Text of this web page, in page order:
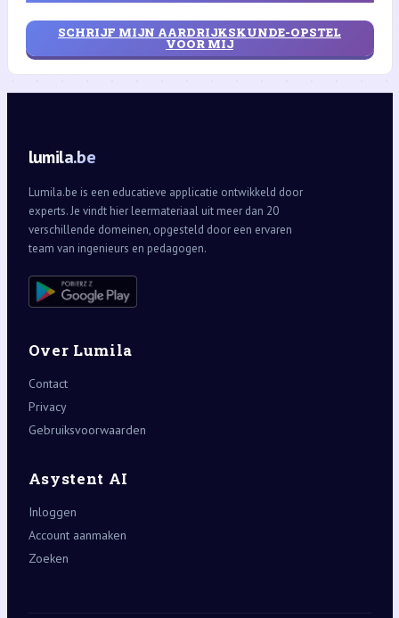
SCHRIJF MIJN AARDRIJKSKUNDE-OPSTEL
VOOR MIJ
lumila.be
Lumila.be is een educatieve applicatie ontwikkeld door
experts. Je vindt hier leermateriaal uit meer dan 20
verschillende domeinen, opgesteld door een ervaren
team van ingenieurs en pedagogen.
Over Lumila
Contact
Privacy
Gebruiksvoorwaarden
Asystent AI
Inloggen
Account aanmaken
Zoeken